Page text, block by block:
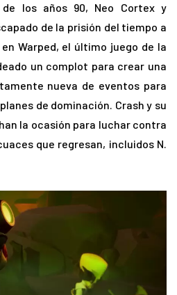
los años 90, Neo Cortex y
de la prisión del tiempo a
Warped, el último juego de la
un complot para crear una
nueva de eventos para
de dominación. Crash y su
la ocasión para luchar contra
que regresan, incluidos N.